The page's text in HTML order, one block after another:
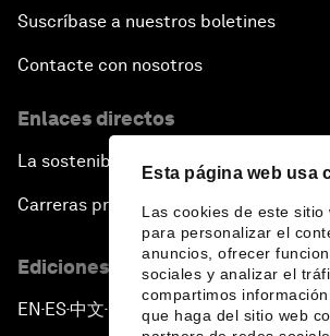
Esta página web usa
Las cookies de este sitio
para personalizar el
anuncios, ofrecer
sociales y analizar el
compartimos
que haga del sitio web
Suscríbase a nuestros boletines
Contacte con nosotros
Enlaces directos
La sostenibilidad en el Foro
Carreras profesionales
Ediciones en otros idiomas
EN ▪ES▪中文▪ 日本語